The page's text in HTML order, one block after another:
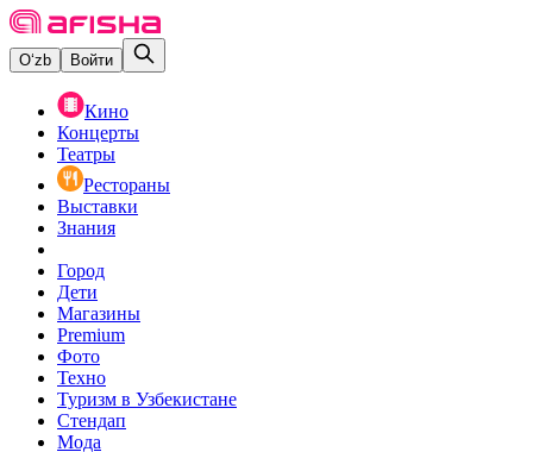
O‘zb Войти
Кино
Концерты
Театры
Рестораны
Выставки
Знания
Город
Дети
Магазины
Premium
Фото
Техно
Туризм в Узбекистане
Стендап
Мода